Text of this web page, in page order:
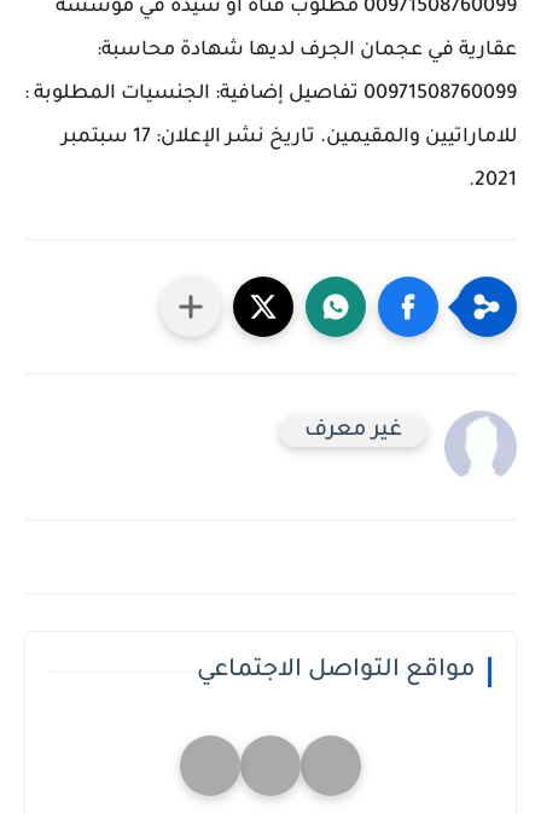
00971508760099 مطلوب فتاة أو سيدة في مؤسسة
عقارية في عجمان الجرف لديها شهادة محاسبة:
00971508760099 تفاصيل إضافية: الجنسيات المطلوبة :
للاماراتيين والمقيمين. تاريخ نشر الإعلان: 17 سبتمبر
2021.
غير معرف
مواقع التواصل الاجتماعي